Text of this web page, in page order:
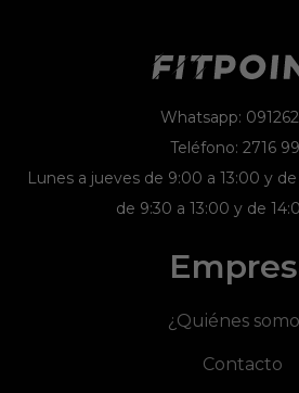
Whatsapp:
Teléfono: 2716
Lunes a jueves de 9:00 a 13:00 y
de 9:30 a 13:00 y de
¿Quiénes
Contacto